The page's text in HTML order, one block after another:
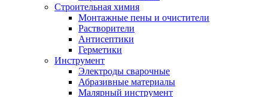
Строительная химия
Монтажные пены и очистители
Растворители
Антисептики
Герметики
Инструмент
Электроды сварочные
Абразивные материалы
Малярный инструмент